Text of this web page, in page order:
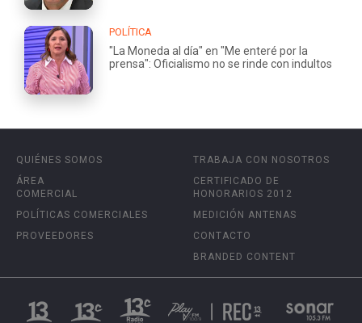
POLÍTICA
"La Moneda al día" en "Me enteré por la
prensa": Oficialismo no se rinde con indultos
QUIÉNES SOMOS
ÁREA
COMERCIAL
POLÍTICAS COMERCIALES
PROVEEDORES
TRABAJA CON NOSOTROS
CERTIFICADO DE
HONORARIOS 2012
MEDICIÓN ANTENAS
CONTACTO
BRANDED CONTENT